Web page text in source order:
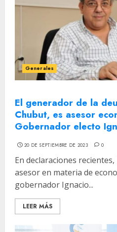
Generales
El generador de la
Chubut, es asesor
Gobernador electo
20 DE SEPTIEMBRE DE 2023 0
En declaraciones
asesor en materia de
gobernador Ignacio...
LEER MÁS